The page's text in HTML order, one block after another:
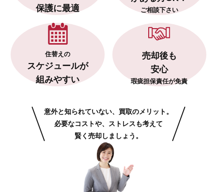
保護に最適
ご相談下さい
住替えの
スケジュールが
組みやすい
売却後も
安心
瑕疵担保責任が免責
意外と知られていない、買取のメリット。
必要なコストや、ストレスも考えて
賢く売却しましょう。